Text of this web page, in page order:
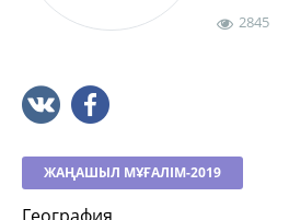
2845
ЖАҢАШЫЛ МҰҒАЛІМ-2019